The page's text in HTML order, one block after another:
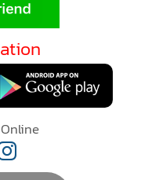
และอาคารโดยรอบ
ต้เพื่อยึดพื้นที่คืน
ป็นฐานยิง
นมาจำนวนมาก
มพูชาพยายามเข้าตี
มูลส่วนบุคคลเพื่อนำเสนอ
ผู้อ่านบนเว็บไซต์ และ
บไซต์และ